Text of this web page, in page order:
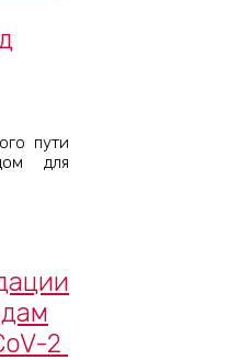
пути
для
2